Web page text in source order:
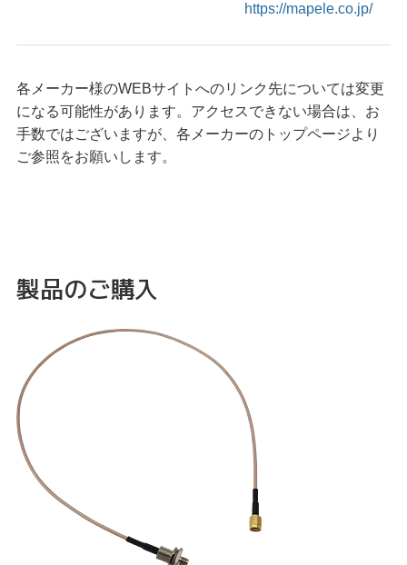
https://mapele.co.jp/
各メーカー様のWEBサイトへのリンク先については変更
になる可能性があります。アクセスできない場合は、お
手数ではございますが、各メーカーのトップページより
ご参照をお願いします。
製品のご購入